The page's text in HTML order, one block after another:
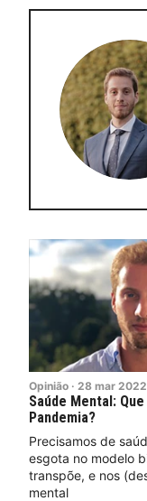
Opinião · 28 mar 2022
Saúde Mental:
Pandemia?
Precisamos de
esgota no modelo
transpõe, e nos
mental